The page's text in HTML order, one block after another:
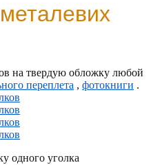
на твердую обложку любой
переплета , фотокниги .
одного уголка